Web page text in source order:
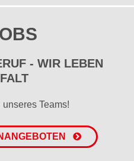
- WIR LEBEN
Teams!